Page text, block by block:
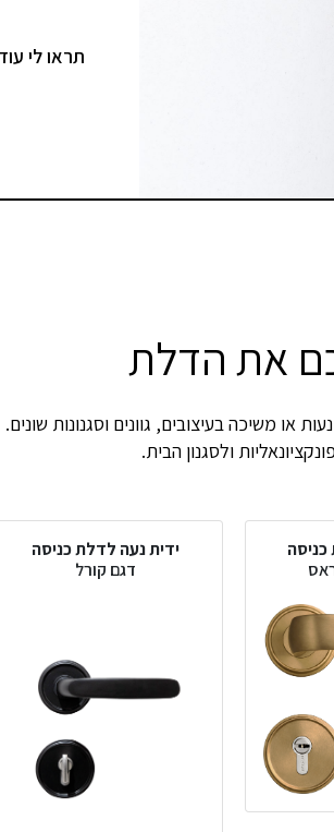
תראו לי
את הדלת
או משיכה בעיצובים, גוונים וסגנונות שונים.
ולסגנון הבית.
ידית נעה לדלת כניסה
דגם קורל